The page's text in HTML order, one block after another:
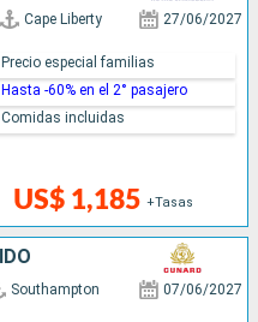
Cape Liberty 27/06/2027
US$ 1,185 +Tasas
Precio especial familias
Hasta -60% en el 2° pasajero
Comidas incluidas
Southampton 07/06/2027